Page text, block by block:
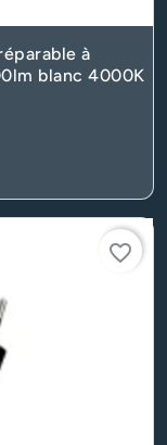
à
blanc 4000K
favorite_border